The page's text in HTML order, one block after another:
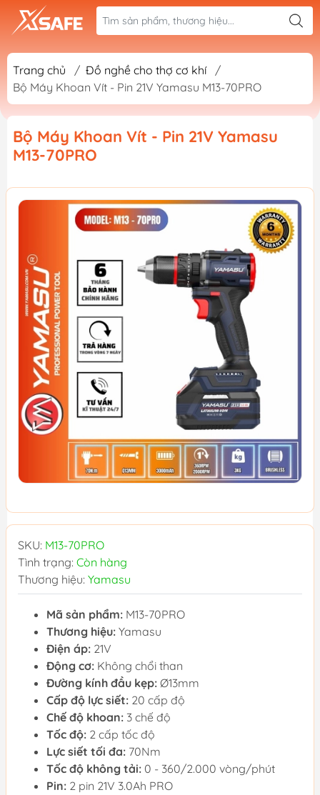
Trang chủ / Đồ nghề cho thợ cơ khí
/
Bộ Máy Khoan Vít - Pin 21V Yamasu M13-70PRO
Bộ Máy Khoan Vít - Pin 21V Yamasu
M13-70PRO
SKU: M13-70PRO
Tình trạng: Còn hàng
Thương hiệu: Yamasu
Mã sản phẩm: M13-70PRO
Thương hiệu: Yamasu
Điện áp: 21V
Động cơ: Không chổi than
Đường kính đầu kẹp: Ø13mm
Cấp độ lực siết: 20 cấp độ
Chế độ khoan: 3 chế độ
Tốc độ: 2 cấp tốc độ
Lực siết tối đa: 70Nm
Tốc độ không tải: 0 - 360/2.000 vòng/phút
Pin: 2 pin 21V 3.0Ah PRO